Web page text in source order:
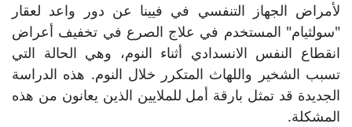
لأمراض الجهاز التنفسي في فيينا عن دور واعد لعقار
"سولثيام" المستخدم في علاج الصرع في تخفيف أعراض
انقطاع النفس الانسدادي أثناء النوم، وهي الحالة التي
تسبب الشخير واللهاث المتكرر خلال النوم. هذه الدراسة
الجديدة قد تمثل بارقة أمل للملايين الذين يعانون من هذه
المشكلة.